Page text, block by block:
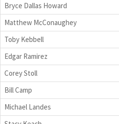
Bryce Dallas Howard
Matthew McConaughey
Toby Kebbell
Edgar Ramirez
Corey Stoll
Bill Camp
Michael Landes